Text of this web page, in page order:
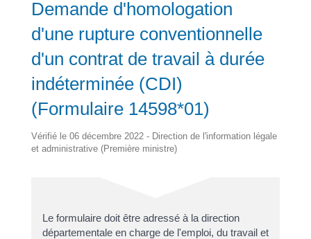
Demande d'homologation
d'une rupture conventionnelle
d'un contrat de travail à durée
indéterminée (CDI)
(Formulaire 14598*01)
Vérifié le 06 décembre 2022 - Direction de l'information légale
et administrative (Première ministre)
Le formulaire doit être adressé à la direction
départementale en charge de l'emploi, du travail et